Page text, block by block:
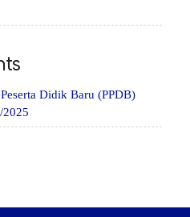
Didik Baru (PPDB)
2025